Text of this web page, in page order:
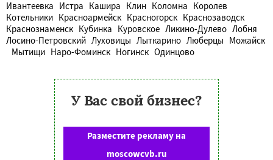
Ивантеевка Истра Кашира Клин Коломна Королев
Котельники Красноармейск Красногорск Краснозаводск
Краснознаменск Кубинка Куровское Ликино-Дулево Лобня
Лосино-Петровский Луховицы Лыткарино Люберцы Можайск
Мытищи Наро-Фоминск Ногинск Одинцово
У Вас свой бизнес?
Разместите рекламу на
moscowcvb.ru